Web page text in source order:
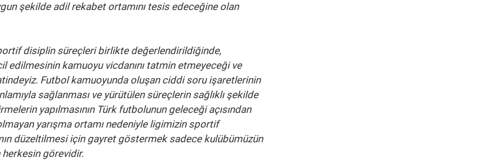
şekilde adil rekabet ortamını tesis edeceğine olan
disiplin süreçleri birlikte değerlendirildiğinde,
kamuoyu vicdanını tatmin etmeyeceği ve
Futbol kamuoyunda oluşan ciddi soru işaretlerinin
sağlanması ve yürütülen süreçlerin sağlıklı şekilde
yapılmasının Türk futbolunun geleceği açısından
yarışma ortamı nedeniyle ligimizin sportif
düzeltilmesi için gayret göstermek sadece kulübümüzün
görevidir.